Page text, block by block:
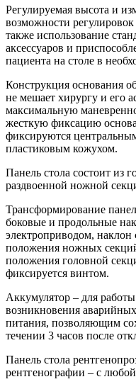
Регулируемая высота и
возможности
также использование
аксессуаров и
пациента на столе в
Конструкция основания
не мешает хирургу и его
максимальную
жесткую фиксацию
фиксируются
пластиковым кожухом.
Панель стола состоит из
раздвоенной ножной
Трансформирование
боковые и продольные
электроприводом,
положения ножных
положения головной
фиксируется винтом.
Аккумулятор – для
возникновения
питания, позволяющим
течении 3 часов после
Панель стола
рентгенографии – с